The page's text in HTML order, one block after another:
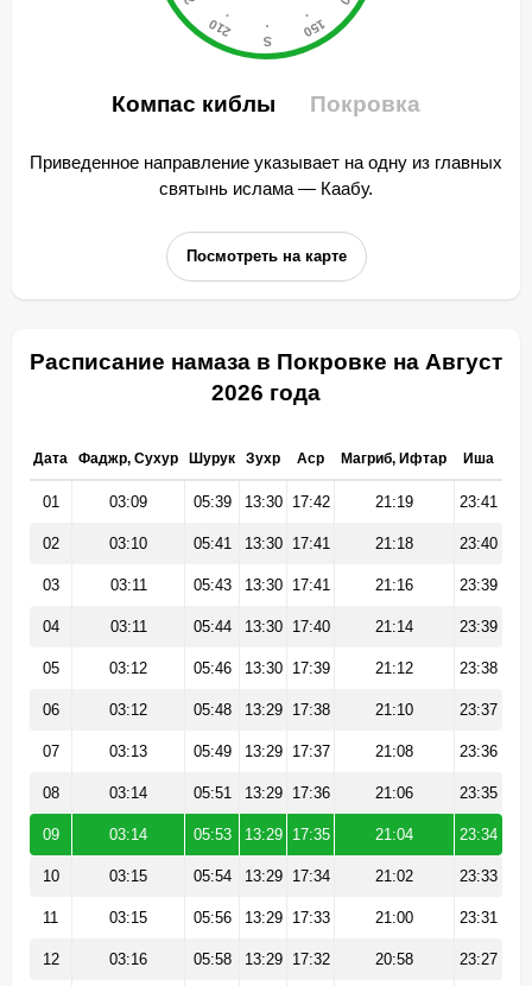
Компас киблы Покровка
Приведенное направление указывает на одну из главных
святынь ислама — Каабу.
Посмотреть на карте
Расписание намаза в Покровке на Август
2026 года
Дата Фаджр, Сухур Шурук Зухр Аср Магриб, Ифтар Иша
01 03:09 05:39 13:30 17:42 21:19 23:41
02 03:10 05:41 13:30 17:41 21:18 23:40
03 03:11 05:43 13:30 17:41 21:16 23:39
04 03:11 05:44 13:30 17:40 21:14 23:39
05 03:12 05:46 13:30 17:39 21:12 23:38
06 03:12 05:48 13:29 17:38 21:10 23:37
07 03:13 05:49 13:29 17:37 21:08 23:36
08 03:14 05:51 13:29 17:36 21:06 23:35
09 03:14 05:53 13:29 17:35 21:04 23:34
10 03:15 05:54 13:29 17:34 21:02 23:33
11 03:15 05:56 13:29 17:33 21:00 23:31
12 03:16 05:58 13:29 17:32 20:58 23:27